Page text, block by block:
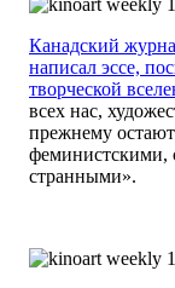
Канадский
написал эссе,
творческой
всех нас,
прежнему
феминистскими,
странными».